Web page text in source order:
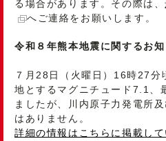
る場合があります。その際は、
へご連絡をお願いします。
令和８年熊本地震に関するお知
７月28日（火曜日）16時27分
地とするマグニチュード7.1、
ましたが、川内原子力発電所
はありません。
詳細の情報はこちらに掲載して